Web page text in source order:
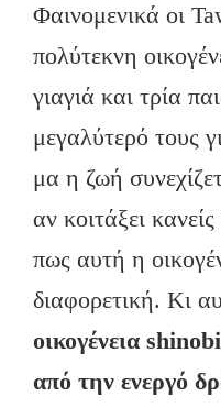
Φαινομενικά οι
πολύτεκνη
γιαγιά και τρία
μεγαλύτερό τους
μα η ζωή
αν κοιτάξει
πως αυτή η
διαφορετική. Κι
οικογένεια shinobi
από την ενεργό